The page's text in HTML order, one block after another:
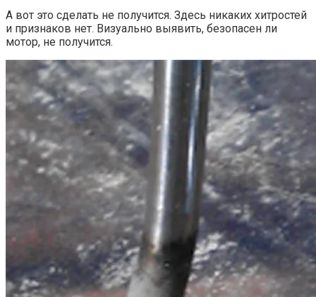
А вот это сделать не получится. Здесь никаких хитростей
и признаков нет. Визуально выявить, безопасен ли
мотор, не получится.